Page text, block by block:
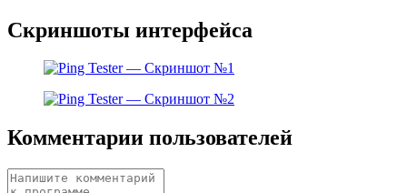
Скриншоты интерфейса
Комментарии пользователей